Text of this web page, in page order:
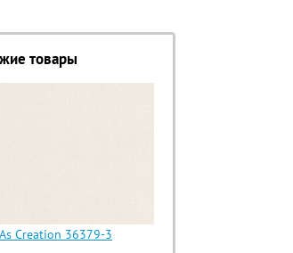
товары
Creation 36379-3